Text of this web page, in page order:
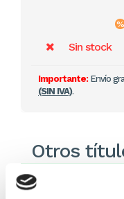
Sin stock
Importante:Envío
(SIN IVA).
Otros